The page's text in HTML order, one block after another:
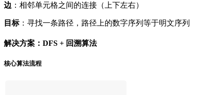
边 ：相邻单元格之间的连接（上下左右）
目标：寻找一条路径，路径上的数字序列等于明文序列
解决方案：DFS + 回溯算法
核心算法流程